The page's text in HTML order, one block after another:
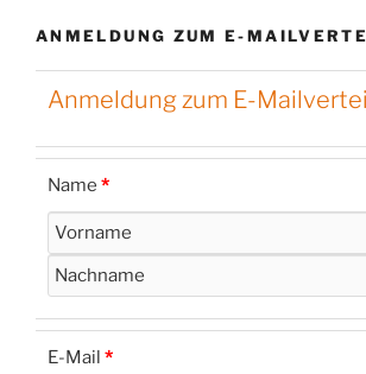
ANMELDUNG ZUM E-
Anmeldung zum E-
Name *
E-Mail *